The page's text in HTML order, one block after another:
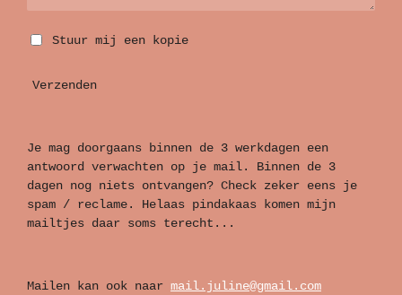
Stuur mij een kopie
Verzenden
Je mag doorgaans binnen de 3 werkdagen een
antwoord verwachten op je mail. Binnen de 3
dagen nog niets ontvangen? Check zeker eens je
spam / reclame. Helaas pindakaas komen mijn
mailtjes daar soms terecht...
Mailen kan ook naar mail.juline@gmail.com